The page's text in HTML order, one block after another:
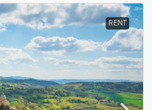
RENT